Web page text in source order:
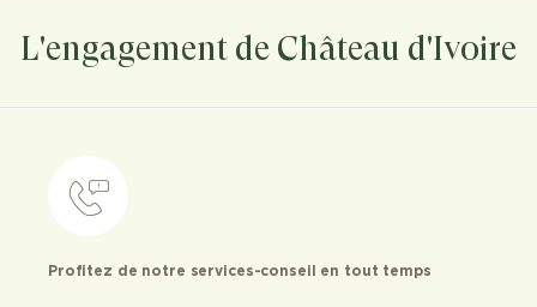
L'engagement de Château d'Ivoire
Profitez de notre services-conseil en tout temps